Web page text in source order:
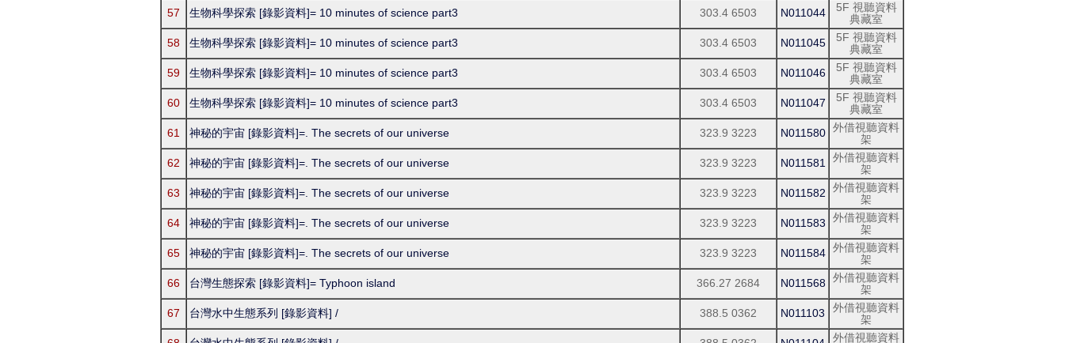
57
生物科學探索 [錄影資料]= 10 minutes of science part3 303.4 6503 N011044
5F 視聽資料
典藏室
58
生物科學探索 [錄影資料]= 10 minutes of science part3 303.4 6503 N011045
5F 視聽資料
典藏室
59
生物科學探索 [錄影資料]= 10 minutes of science part3 303.4 6503 N011046
5F 視聽資料
典藏室
60
生物科學探索 [錄影資料]= 10 minutes of science part3 303.4 6503 N011047
5F 視聽資料
典藏室
61
神秘的宇宙 [錄影資料]=. The secrets of our universe 323.9 3223 N011580 外借視聽資料
架
62
神秘的宇宙 [錄影資料]=. The secrets of our universe 323.9 3223 N011581
外借視聽資料
架
63
神秘的宇宙 [錄影資料]=. The secrets of our universe 323.9 3223 N011582
外借視聽資料
架
64
神秘的宇宙 [錄影資料]=. The secrets of our universe 323.9 3223 N011583
外借視聽資料
架
65
神秘的宇宙 [錄影資料]=. The secrets of our universe 323.9 3223 N011584 外借視聽資料
架
66
台灣生態探索 [錄影資料]= Typhoon island 366.27 2684 N011568 外借視聽資料
架
67
台灣水中生態系列 [錄影資料] / 388.5 0362 N011103
外借視聽資料
架
外借視聽資料